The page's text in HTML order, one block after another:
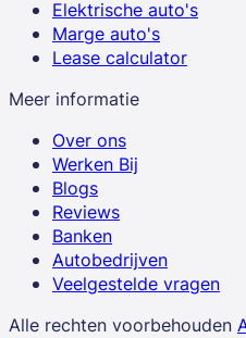
Elektrische auto's
Marge auto's
Lease calculator
Meer informatie
Over ons
Werken Bij
Blogs
Reviews
Banken
Autobedrijven
Veelgestelde vragen
Alle rechten voorbehouden